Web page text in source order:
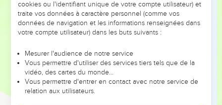
blanche et avait le goût d'un gâteau au miel.
Moïse dit : « Voici ce que l'Eternel a ordonné : Qu'une
mesure remplie de manne soit conservée pour vos
manger dans le désert après vous avoir fait sortir d'Egypte. »
Moïse dit à Aaron : « Prends un vase, mets-y 2 litres de
manne et dépose-le devant l'Eternel afin qu'il soit conservé
pour vos descendants. »
cookies ou l'identifiant unique de votre compte utilisateur) et
traite vos données à caractère personnel (comme vos
données de navigation et les informations renseignées dans
votre compte utilisateur) dans les buts suivants :
Mesurer l'audience de notre service
Vous permettre d'utiliser des services tiers tels que de la
vidéo, des cartes du monde…
Vous permettre d'entrer en contact avec notre service de
relation aux utilisateurs.